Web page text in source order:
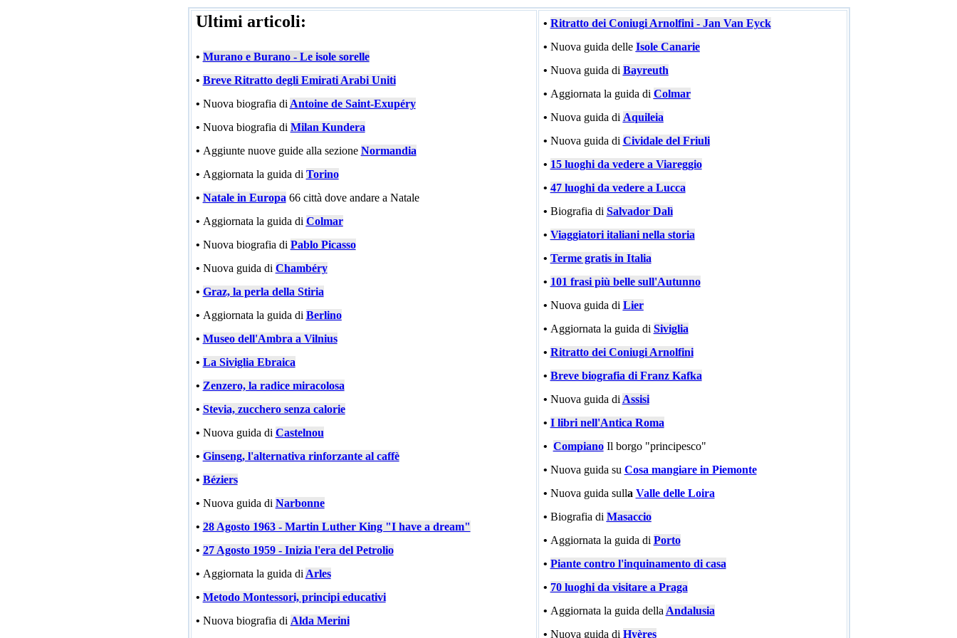
Ultimi articoli:
• Murano e Burano - Le isole sorelle
• Breve Ritratto degli Emirati Arabi Uniti
• Nuova biografia di Antoine de Saint-Exupéry
• Nuova biografia di Milan Kundera
• Aggiunte nuove guide alla sezione Normandia
• Aggiornata la guida di Torino
• Natale in Europa 66 città dove andare a Natale
• Aggiornata la guida di Colmar
• Nuova biografia di Pablo Picasso
• Nuova guida di Chambéry
• Graz, la perla della Stiria
• Aggiornata la guida di Berlino
• Museo dell'Ambra a Vilnius
• La Siviglia Ebraica
• Zenzero, la radice miracolosa
• Stevia, zucchero senza calorie
• Nuova guida di Castelnou
• Ginseng, l'alternativa rinforzante al caffè
• Béziers
• Nuova guida di Narbonne
• 28 Agosto 1963 - Martin Luther King "I have a dream"
• 27 Agosto 1959 - Inizia l'era del Petrolio
• Aggiornata la guida di Arles
• Metodo Montessori, principi educativi
• Nuova biografia di Alda Merini
• Ritratto dei Coniugi Arnolfini - Jan Van Eyck
• Nuova guida delle Isole Canarie
• Nuova guida di Bayreuth
• Aggiornata la guida di Colmar
• Nuova guida di Aquileia
• Nuova guida di Cividale del Friuli
• 15 luoghi da vedere a Viareggio
• 47 luoghi da vedere a Lucca
• Biografia di Salvador Dalì
• Viaggiatori italiani nella storia
• Terme gratis in Italia
• 101 frasi più belle sull'Autunno
• Nuova guida di Lier
• Aggiornata la guida di Siviglia
• Ritratto dei Coniugi Arnolfini
• Breve biografia di Franz Kafka
• Nuova guida di Assisi
• I libri nell'Antica Roma
• Compiano Il borgo "principesco"
• Nuova guida su Cosa mangiare in Piemonte
• Nuova guida sulla Valle delle Loira
• Biografia di Masaccio
• Aggiornata la guida di Porto
• Piante contro l'inquinamento di casa
• 70 luoghi da visitare a Praga
• Aggiornata la guida della Andalusia
• Nuova guida di Hyères